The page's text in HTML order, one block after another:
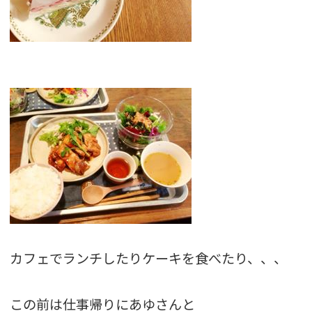
カフェでランチしたりケーキを食べたり、、、
この前は仕事帰りにあゆさんと